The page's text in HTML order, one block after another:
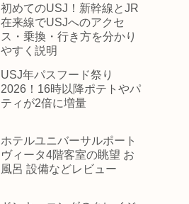
初めてのUSJ！新幹線とJR
在来線でUSJへのアクセ
ス・乗換・行き方を分かり
やすく説明
USJ年パスフード祭り
2026！16時以降ポテトやパ
ティが2倍に増量
ホテルユニバーサルポート
ヴィータ4階客室の眺望 お
風呂 設備などレビュー